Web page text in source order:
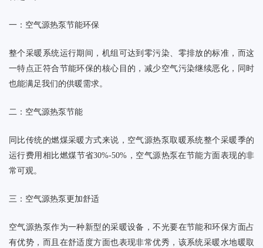
一：空气源热泵节能环保
整个采暖系统运行期间，机组可达到零污染、零排放的标准，而这
一特点正符合节能环保的核心目的，减少空气污染继续恶化，同时
也能满足我们的供暖需求。
二：空气源热泵节能
同比传统的燃煤采暖方式来说，空气源热泵取暖系统整个采暖季的
运行费用相比燃煤节省30%-50%，空气源热泵在节能方面表现的非
常可观。
三：空气源热泵更加舒适
空气源热泵作为一种新型的采暖设备，不光要在节能和环保方面占
有优势，而且在舒适度方面也表现非常优秀，该系统采暖水地暖取